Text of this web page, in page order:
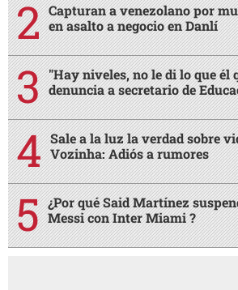
Capturan a venezolano por
en asalto a negocio en Danlí
"Hay niveles, no le di lo que él
denuncia a secretario de
Sale a la luz la verdad sobre
Vozinha: Adiós a rumores
¿Por qué Said Martínez
Messi con Inter Miami ?